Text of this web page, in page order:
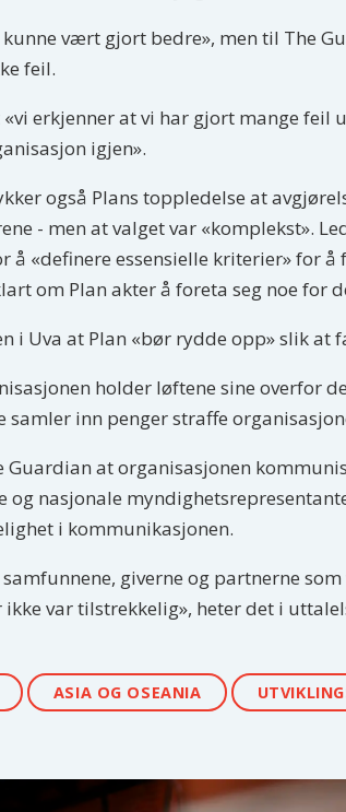
vært gjort bedre», men til The
feil.
erkjenner at vi har gjort mange feil
igjen».
også Plans toppledelse at
- men at valget var «komplekst».
å «definere essensielle kriterier» for
om Plan akter å foreta seg noe for
i Uva at Plan «bør rydde opp» slik at
holder løftene sine overfor
inn penger straffe
at organisasjonen
og nasjonale
i kommunikasjonen.
giverne og partnerne
var tilstrekkelig», heter det i
ASIA OG OSEANIA